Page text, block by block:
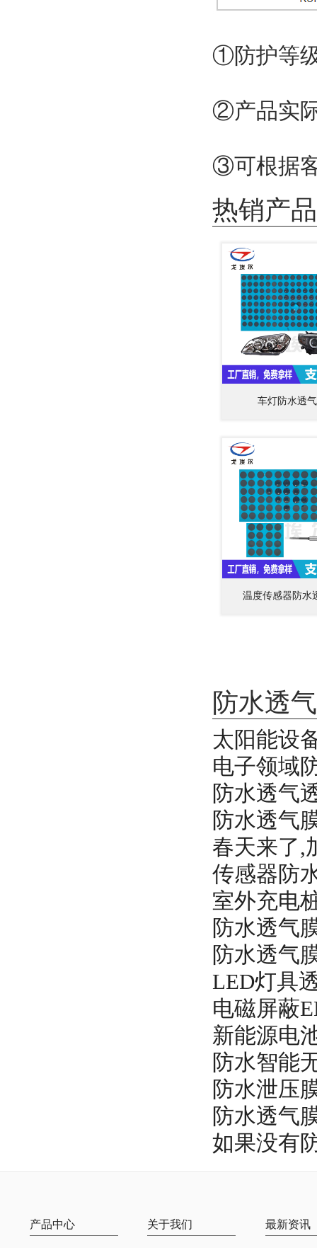
①防护等
②产品实
③可根据
热销产
车灯防水透
温度传感器防水
防水透
太阳能设
电子领域
防水透气
防水透气
春天来了,
传感器防
室外充电
防水透气
防水透气
LED灯具
电磁屏蔽
新能源电
防水智能
防水泄压
防水透气
如果没有
产品中心 关于我们 最新资讯